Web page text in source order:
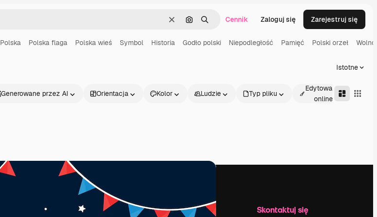
WyczyśćSzukaj według obrazu
SzukajCennik Zaloguj się Zarejestruj się
Polska Polska flaga Polska wieś Symbol Historia Godło polski Niepodległość Pamięć Polski orzeł
Istotne
Generowane przez AI Orientacja Kolor Ludzie Typ pliku
Edytowalne
online
Produkty Zacznij Firma Skontaktuj się